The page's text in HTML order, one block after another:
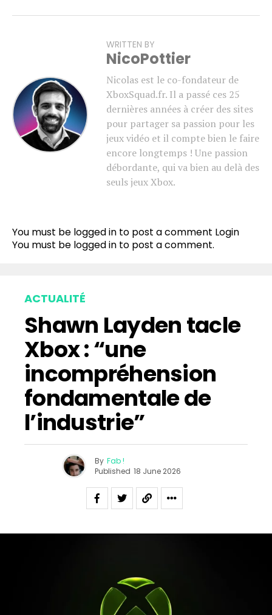
WRITTEN BY
NicoPottier
Nicolas est le co-fondateur de
XboxSquad.fr. Il a passé ces 25
dernières années à créer des sites
pour partager sa passion pour les
jeux vidéo et il compte bien le faire
encore longtemps ! Une passion
débordante, qui va bien au delà des
seuls jeux Xbox.
You must be logged in to post a comment Login
You must be logged in to post a comment.
ACTUALITÉ
Shawn Layden tacle
Xbox : “une
incompréhension
fondamentale de
l’industrie”
By Fab !
Published 18 June 2026
Pinterest